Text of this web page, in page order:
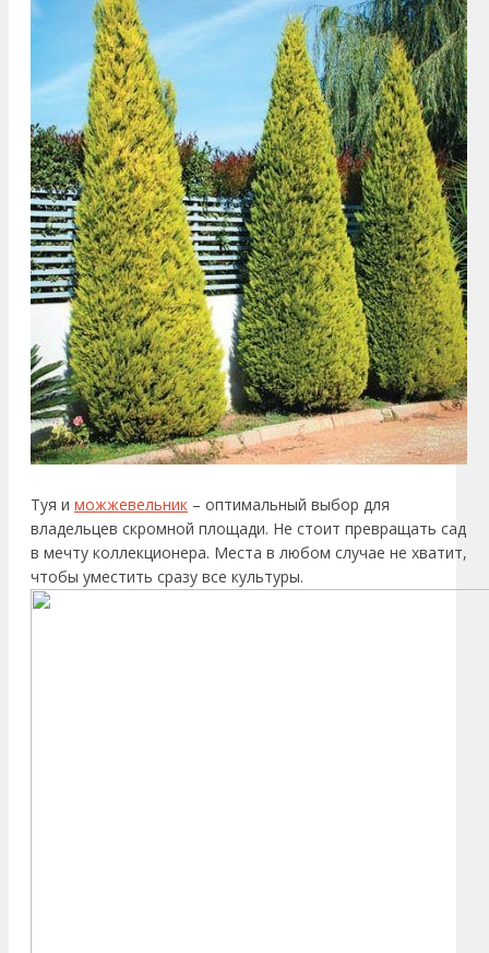
Туя и можжевельник – оптимальный выбор для
владельцев скромной площади. Не стоит превращать сад
в мечту коллекционера. Места в любом случае не хватит,
чтобы уместить сразу все культуры.